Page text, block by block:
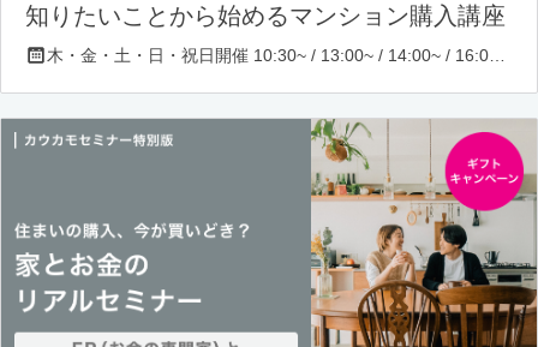
知りたいことから始めるマンション購入講座